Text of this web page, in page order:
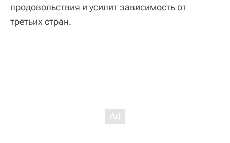
продовольствия и усилит зависимость от
третьих стран.